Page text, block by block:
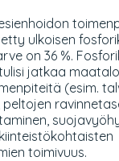
ulkoisen
on 36 %.
jatkaa
(esim.
toimivuus.